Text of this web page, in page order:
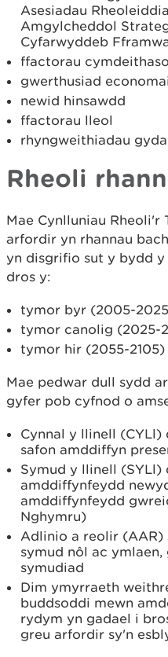
Asesiadau
Amgylcheddol
Cyfarwyddeb
ffactorau
gwerthusiad
newid hinsawdd
ffactorau lleol
rhyngweithiadau
Rheoli
Mae Cynlluniau Rheoli'r
arfordir yn rhannau
yn disgrifio sut y bydd y
dros y:
tymor byr (2005-
tymor canolig (2025-
tymor hir (2055-2105)
Mae pedwar dull sydd
gyfer pob cyfnod o
Cynnal y llinell (CYLl)
safon amddiffyn
Symud y llinell (SYLl)
amddiffynfeydd
amddiffynfeydd
Nghymru)
Adlinio a reolir
symud nôl ac
symudiad
Dim ymyrraeth
buddsoddi mewn
rydym yn gadael i
greu arfordir sy'n